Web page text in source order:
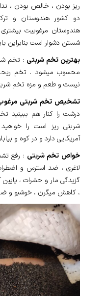
ریز بودن ، خالص بودن ،
دو کشور هندوستان و
هندوستان مرغوبیت
شستن دشوار است بنابراین
بهترین تخم شربتی : تخم
محسوب میشود . تخم
نیست و طعم و مزه تخم
تشخیص تخم شربتی
درشت را کنار هم ببینید
شربتی ریز است را
آمریکایی دارد و در کوه و
خواص تخم شربتی : رفع
لاغری ، ضد استرس و
گزیدگی مار و حشرات ،
، کاهش میگرن ، خوشبو و